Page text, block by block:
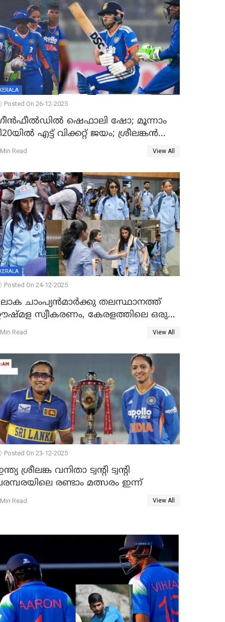
Posted On 26-12-2025
ഷെഫാലി ഷോ; മൂന്നാം
എട്ട് വിക്കറ്റ് ജയം; ശ്രീലങ്കന്‍
ടി20 പരമ്പര
Read View All
Posted On 24-12-2025
ചാംപ്യൻമാർക്കു തലസ്ഥാനത്ത്
സ്വീകരണം, കേരളത്തിലെ ഒരു
ജയിച്ചാൽ ഇന്ത്യയ്ക്കു പരമ്പര
Read View All
Posted On 23-12-2025
ശ്രീലങ്ക വനിതാ ട്വന്റി ട്വന്റി
രണ്ടാം മത്സരം ഇന്ന്
Read View All